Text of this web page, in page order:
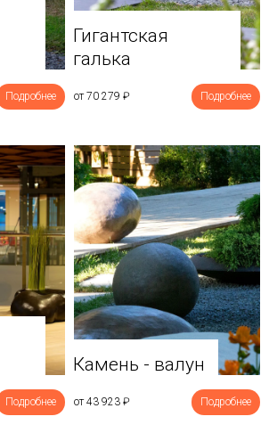
Подробнее
Гигантская
галька
от 70 279 ₽ Подробнее
Подробнее
Камень - валун
от 43 923 ₽ Подробнее